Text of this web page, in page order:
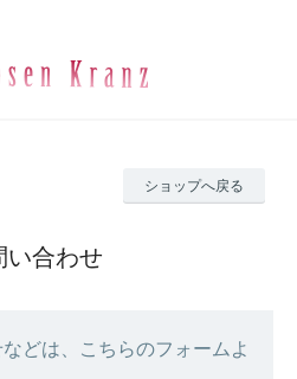
ショップへ戻る
い合わせ
どは、こちらのフォームよ